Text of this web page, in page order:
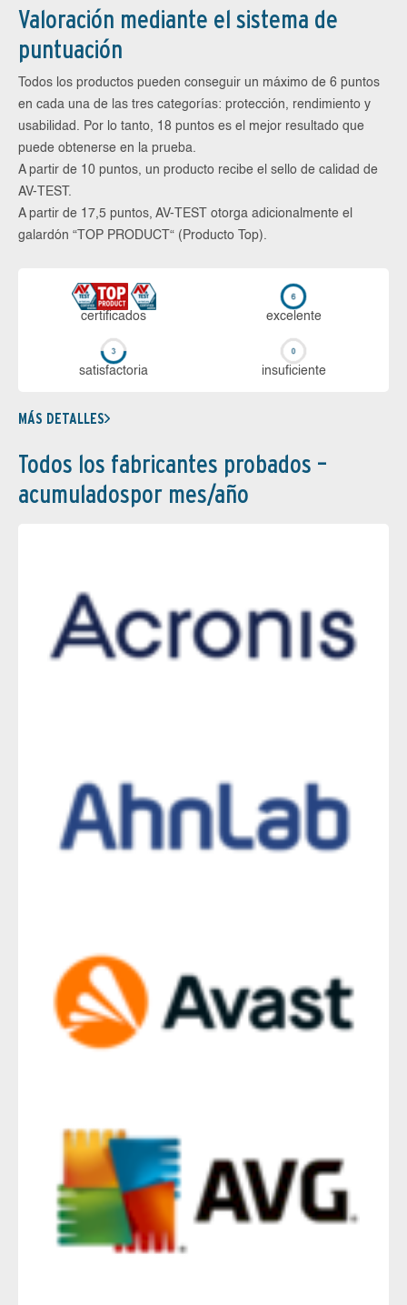
Valoración mediante el sistema de
puntuación
Todos los productos pueden conseguir un máximo de 6 puntos
en cada una de las tres categorías: protección, rendimiento y
usabilidad. Por lo tanto, 18 puntos es el mejor resultado que
puede obtenerse en la prueba.
A partir de 10 puntos, un producto recibe el sello de calidad de
AV-TEST.
A partir de 17,5 puntos, AV-TEST otorga adicionalmente el
galardón “TOP PRODUCT“ (Producto Top).
certi­ficados ex­ce­len­te
sa­tis­fac­to­ria in­su­fi­cien­te
MÁS DETALLES
Todos los fabricantes probados –
acumuladospor mes/año